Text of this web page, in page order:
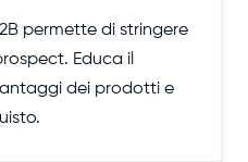
permette di stringere
Educa il
dei prodotti e